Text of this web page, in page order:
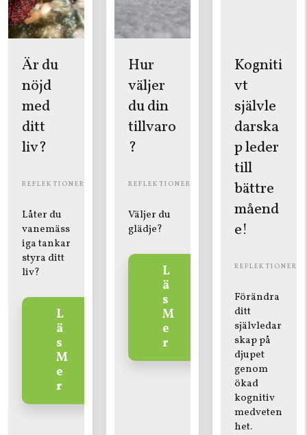
Är du
nöjd
med
ditt
liv?
REFLEKTIONER
Låter du
vanemäss
iga tankar
styra ditt
liv?
L
ä
s
M
e
r
Hur
väljer
du din
tillvaro
?
REFLEKTIONER
Väljer du
glädje?
L
ä
s
M
e
r
Kogniti
vt
självle
darska
p leder
till
bättre
måend
e!
REFLEKTIONER
Förändra
ditt
självledar
skap på
djupet
genom
ökad
kognitiv
medveten
het.